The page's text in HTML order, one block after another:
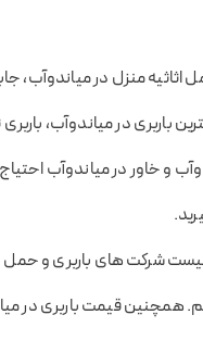
اثاثیه منزل در میاندوآب،
باربری در میاندوآب،
و خاور در میاندوآب احتیاج
شرکت های باربری و حمل
همچنین قیمت باربری در